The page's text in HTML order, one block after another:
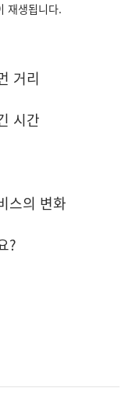
재생됩니다.
거리
시간
스의 변화
?